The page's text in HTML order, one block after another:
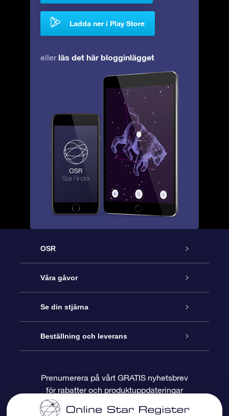
Ladda ner i Play Store
eller läs det här blogginlägget
OSR
Kundtjänst
Kontakta oss
Blogg
Recensioner
Våra gåvor
Online-Stjärngåva
OSR Gåvopaket
OSR Presentkort
Se din stjärna
Stjärnregiste
Personlig Stjärnsida
Beställning och leverans
Betalningsinformation
Prenumerera på vårt GRATIS nyhetsbrev
för rabatter och produktuppdateringar